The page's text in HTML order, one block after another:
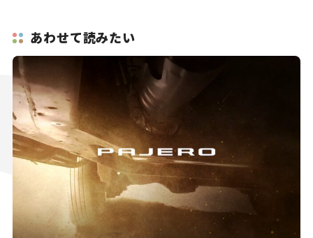
あわせて読みたい